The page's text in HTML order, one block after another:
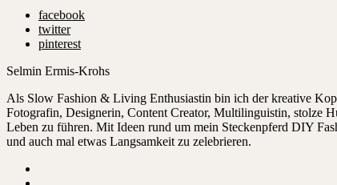
facebook
twitter
pinterest
Selmin Ermis-Krohs
Als Slow Fashion & Living Enthusiastin bin ich der kreative
Fotografin, Designerin, Content Creator, Multilinguistin, stolze
Leben zu führen. Mit Ideen rund um mein Steckenpferd DIY
und auch mal etwas Langsamkeit zu zelebrieren.